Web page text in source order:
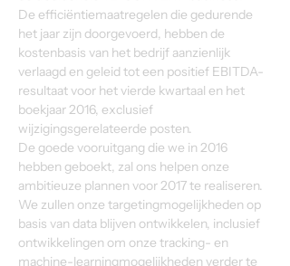
De efficiëntiemaatregelen die gedurende
het jaar zijn doorgevoerd, hebben de
kostenbasis van het bedrijf aanzienlijk
verlaagd en geleid tot een positief EBITDA-
resultaat voor het vierde kwartaal en het
boekjaar 2016, exclusief
wijzigingsgerelateerde posten.
De goede vooruitgang die we in 2016
hebben geboekt, zal ons helpen onze
ambitieuze plannen voor 2017 te realiseren.
We zullen onze targetingmogelijkheden op
basis van data blijven ontwikkelen, inclusief
ontwikkelingen om onze tracking- en
machine-learningmogelijkheden verder te